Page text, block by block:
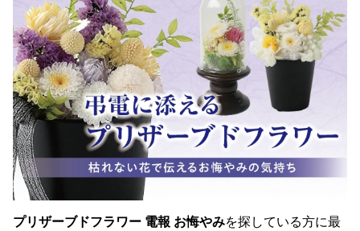
プリザーブドフラワー 電報 お悔やみを探している方に最